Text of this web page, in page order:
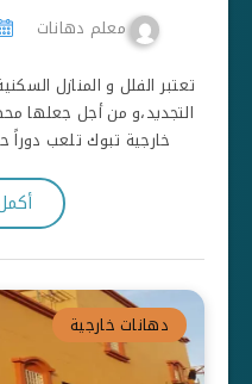
معلم دهانات
تعتبر الفلل و المنازل
التجديد،و من أجل جعلها
خارجية تبوك تلعب
دهانات خارجية